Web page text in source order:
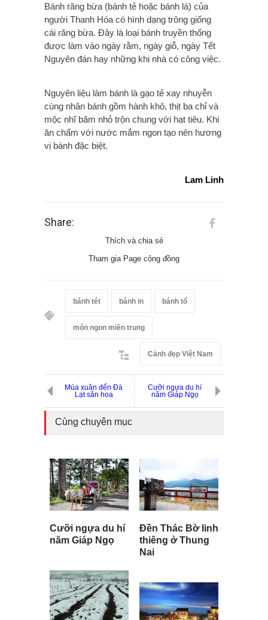
Bánh răng bừa (bánh tẻ hoặc bánh lá) của
người Thanh Hóa có hình dạng trông giống
cái răng bừa. Đây là loại bánh truyền thống
được làm vào ngày rằm, ngày giỗ, ngày Tết
Nguyên đán hay những khi nhà có công việc.
Nguyên liệu làm bánh là gạo tẻ xay nhuyễn
cùng nhân bánh gồm hành khô, thịt ba chỉ và
mộc nhĩ băm nhỏ trộn chung với hạt tiêu. Khi
ăn chấm với nước mắm ngon tạo nên hương
vị bánh đặc biệt.
Lam Linh
Share:
Thích và chia sẻ
Tham gia Page cộng đồng
bánh tét bánh in bánh tổ
món ngon miền trung
Cảnh đẹp Việt Nam
Mùa xuân đến Đà
Lạt săn hoa
Cưỡi ngựa du hí
năm Giáp Ngọ
Cùng chuyên mục
Cưỡi ngựa du hí
năm Giáp Ngọ
Đền Thác Bờ linh
thiêng ở Thung
Nai